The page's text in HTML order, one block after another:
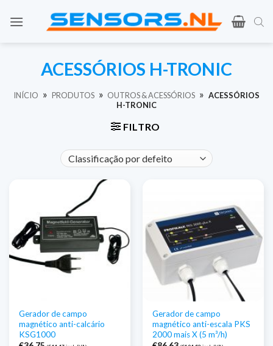
para
ACESSÓRIOS H-TRONIC
INÍCIO » PRODUTOS » OUTROS & ACESSÓRIOS » ACESSÓRIOS
H-TRONIC
FILTRO
Gerador de campo
magnético anti-calcário
KSG1000
Gerador de campo
magnético anti-escala PKS
2000 mais X (5 m³/h)